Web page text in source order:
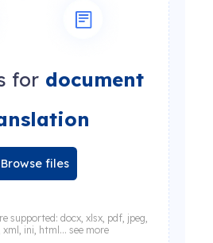
for document
Browse files
supported: docx, xlsx, pdf, jpeg,
xml, ini, html... see more